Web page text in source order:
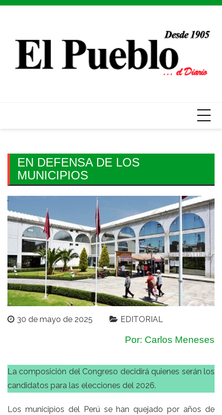
Skip
EN DEFENSA DE LOS
MUNICIPIOS
30 de mayo de 2025 EDITORIAL
Por: Carlos Meneses
La composición del Congreso decidirá quienes serán los
candidatos para las elecciones del 2026.
Los municipios del Perú se han quejado por años de